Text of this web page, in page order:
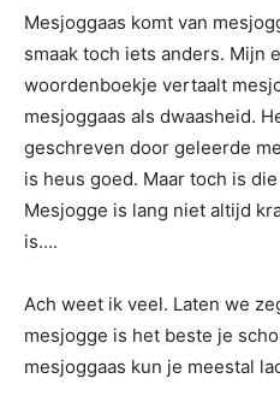
Mesjoggaas komt van
smaak toch iets anders. Mijn
woordenboekje vertaalt
mesjoggaas als dwaasheid.
geschreven door geleerde
is heus goed. Maar toch is
Mesjogge is lang niet altijd
is….
Ach weet ik veel. Laten we
mesjogge is het beste je
mesjoggaas kun je meestal